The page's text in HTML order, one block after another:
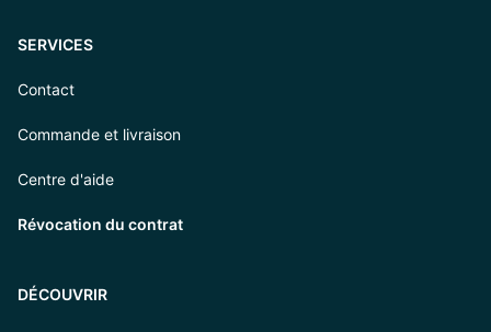
SERVICES
Contact
Commande et livraison
Centre d'aide
Révocation du contrat
DÉCOUVRIR